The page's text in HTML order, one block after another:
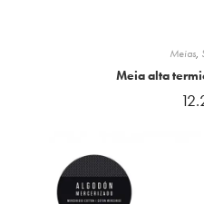
Meias,
Meia alta